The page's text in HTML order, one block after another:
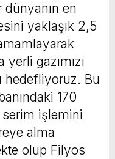
en
yaklaşık 2,5
gazımızı
hedefliyoruz. Bu
170
serim işlemini
alma
olup Filyos